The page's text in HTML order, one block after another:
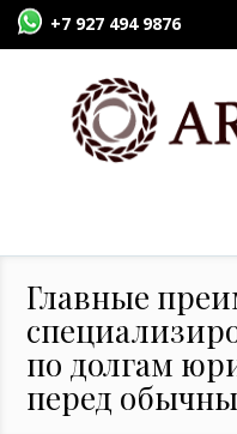
+7 927 494 9876
Главные
по долгам
перед